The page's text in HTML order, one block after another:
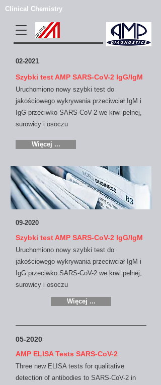
Clinical Chemistry
02-2021
Szybki test AMP SARS-CoV-2 IgG/IgM
Uruchomiono nowy szybki test do
jakościowego wykrywania przeciwciał IgM i
IgG przeciwko SARS-CoV-2 we krwi pełnej,
surowicy i osoczu
Więcej ...
09-2020
Szybki test AMP SARS-CoV-2 IgG/IgM
Uruchomiono nowy szybki test do
jakościowego wykrywania przeciwciał IgM i
IgG przeciwko SARS-CoV-2 we krwi pełnej,
surowicy i osoczu
Więcej ...
05-2020
AMP ELISA Tests SARS-CoV-2
Three new ELISA tests for qualitative
detection of antibodies to SARS-CoV-2 in